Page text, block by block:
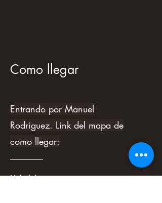
Como llegar
Entrando por Manuel
Rodriguez. Link del mapa de
como llegar:
Link del mapa